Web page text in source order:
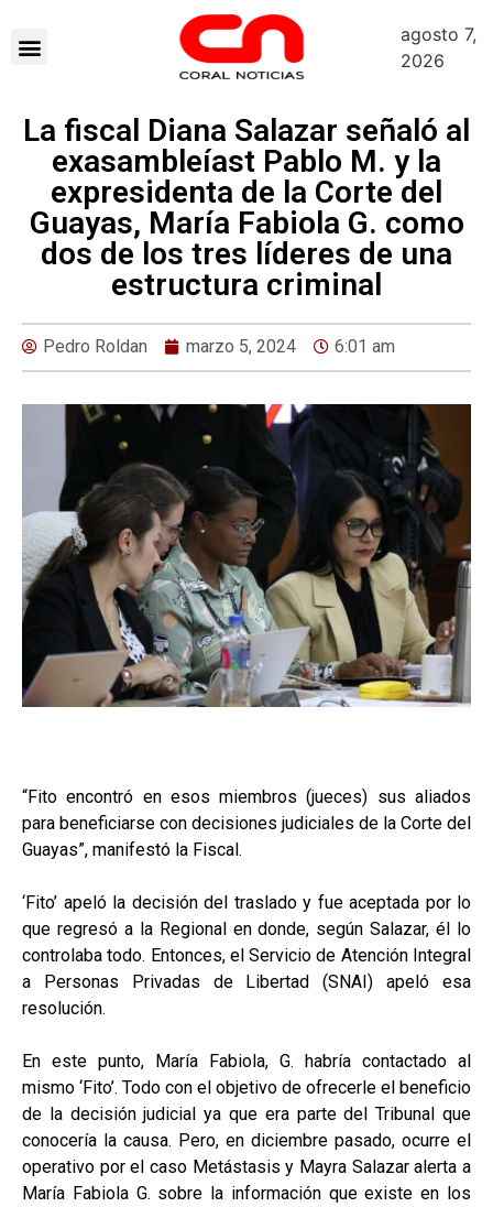
agosto 7,
2026
La fiscal Diana Salazar señaló al
exasambleíast Pablo M. y la
expresidenta de la Corte del
Guayas, María Fabiola G. como
dos de los tres líderes de una
estructura criminal
Pedro Roldan marzo 5, 2024 6:01 am
“Fito encontró en esos miembros (jueces) sus aliados
para beneficiarse con decisiones judiciales de la Corte del
Guayas”, manifestó la Fiscal.
‘Fito’ apeló la decisión del traslado y fue aceptada por lo
que regresó a la Regional en donde, según Salazar, él lo
controlaba todo. Entonces, el Servicio de Atención Integral
a Personas Privadas de Libertad (SNAI) apeló esa
resolución.
En este punto, María Fabiola, G. habría contactado al
mismo ‘Fito’. Todo con el objetivo de ofrecerle el beneficio
de la decisión judicial ya que era parte del Tribunal que
conocería la causa. Pero, en diciembre pasado, ocurre el
operativo por el caso Metástasis y Mayra Salazar alerta a
María Fabiola G. sobre la información que existe en los